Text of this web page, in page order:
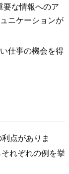
要な情報へのア
ニケーションが
仕事の機会を得
点がありま
れぞれの例を挙